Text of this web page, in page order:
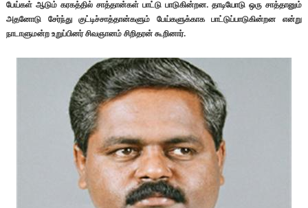
பேய்கள் ஆடும் கரகத்தில் சாத்தான்கள் பாட்டு பாடுகின்றன. தாடியோடு ஒரு சாத்தானும்
அதனோடு சேர்ந்து குட்டிச்சாத்தான்களும் பேய்களுக்காக பாட்டுப்பாடுகின்றன என்று
நாடாளுமன்ற உறுப்பினர் சிவஞானம் சிறிதரன் கூறினார்.